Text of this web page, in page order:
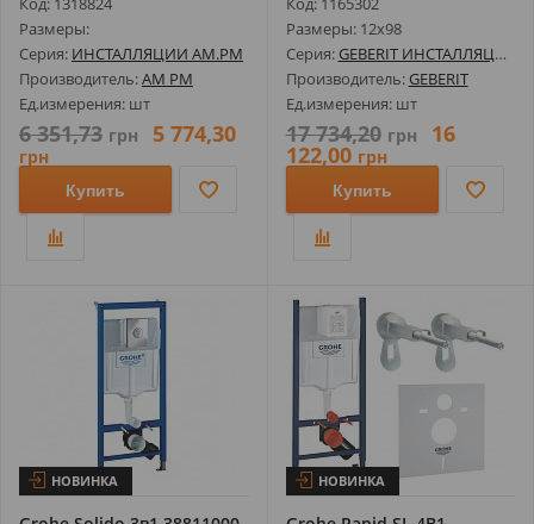
Размеры:
Серия: ИНСТАЛЛЯЦИИ AM.PM
Производитель:AM PM
Ед.измерения: шт
6 351,73 грн 5 774,30
грн
Купить
Размеры: 12х98
Серия: GEBERIT ИНСТАЛЛЯЦИОННЫЕ СИСТЕМЫ
Производитель: GEBERIT
Ед.измерения: шт
17 734,20 грн 16
122,00 грн
Купить
НОВИНКА НОВИНКА